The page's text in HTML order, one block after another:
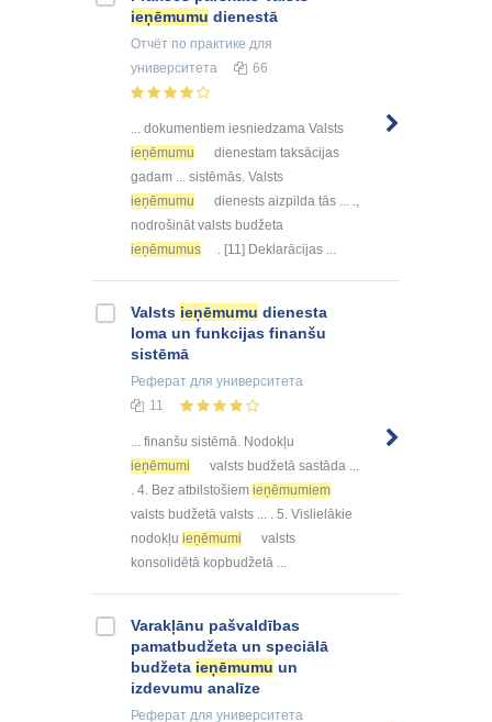
ieņēmumu dienestā
Отчёт по практике для
университета
66
... dokumentiem iesniedzama Valsts
ieņēmumu
dienestam taksācijas
gadam ... sistēmās. Valsts
ieņēmumu
dienests aizpilda tās ... .,
nodrošināt valsts budžeta
ieņēmumus
. [11] Deklarācijas ...
Valsts ieņēmumu dienesta
loma un funkcijas finanšu
sistēmā
Реферат для университета
11
... finanšu sistēmā. Nodokļu
ieņēmumi
valsts budžetā sastāda ...
. 4. Bez atbilstošiem ieņēmumiem
valsts budžetā valsts ... . 5. Vislielākie
nodokļu ieņēmumi
valsts
konsolidētā kopbudžetā ...
Varakļānu pašvaldības
pamatbudžeta un speciālā
budžeta ieņēmumu un
izdevumu analīze
Реферат для университета